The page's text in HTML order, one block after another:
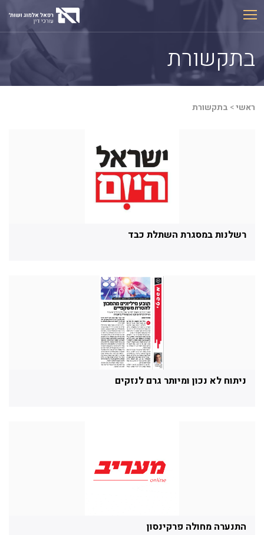
Skip
to
content
בתקשורת
ראשי> בתקשורת
רשלנות במסגרת השתלת כבד
ניתוח לא נכון ומיותר גרם לנזקים
התנערה מחולה פרקינסון